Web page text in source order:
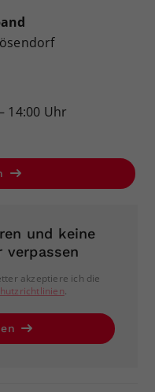
14:00 Uhr
und keine
verpassen
akzeptiere ich die
.